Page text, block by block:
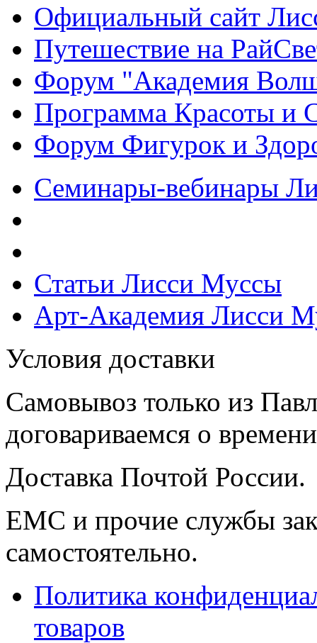
Официальный сайт
Путешествие на
Форум "Академия
Программа Красоты и
Форум Фигурок и
Семинары-вебинары
Статьи Лисси Муссы
Арт-Академия Лисси
Условия доставки
Самовывоз только из
договариваемся о
Доставка Почтой России.
ЕМС и прочие службы
самостоятельно.
Политика
товаров